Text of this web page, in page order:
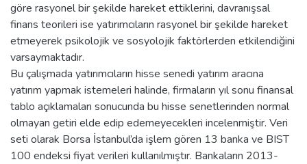
göre rasyonel bir şekilde hareket ettiklerini, davranışsal
finans teorileri ise yatırımcıların rasyonel bir şekilde hareket
etmeyerek psikolojik ve sosyolojik faktörlerden etkilendiğini
varsaymaktadır.
Bu çalışmada yatırımcıların hisse senedi yatırım aracına
yatırım yapmak istemeleri halinde, firmaların yıl sonu finansal
tablo açıklamaları sonucunda bu hisse senetlerinden normal
olmayan getiri elde edip edemeyecekleri incelenmiştir. Veri
seti olarak Borsa İstanbul’da işlem gören 13 banka ve BIST
100 endeksi fiyat verileri kullanılmıştır. Bankaların 2013-